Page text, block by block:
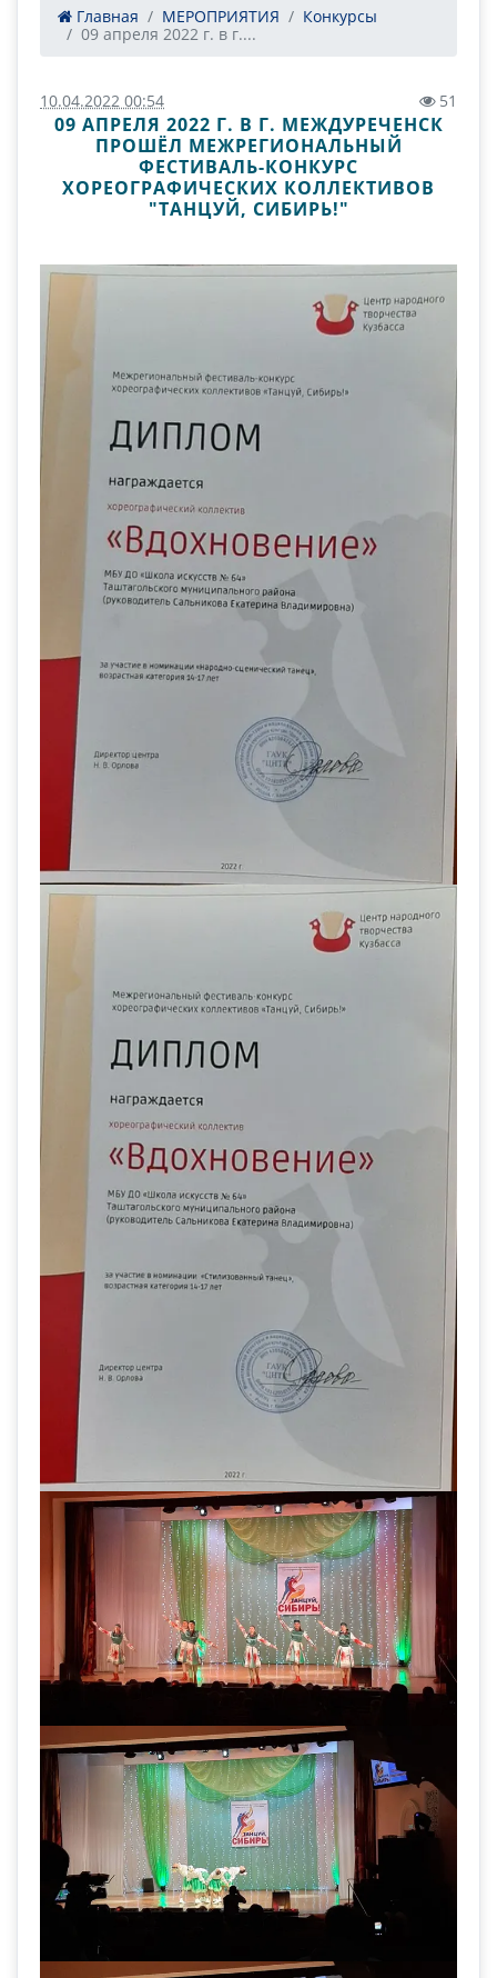
Главная МЕРОПРИЯТИЯ
Конкурсы
09 апреля 2022 г. в г....
10.04.2022 00:54 51
09 АПРЕЛЯ 2022 Г. В Г. МЕЖДУРЕЧЕНСК
ПРОШЁЛ МЕЖРЕГИОНАЛЬНЫЙ
ФЕСТИВАЛЬ-КОНКУРС
ХОРЕОГРАФИЧЕСКИХ КОЛЛЕКТИВОВ
"ТАНЦУЙ, СИБИРЬ!"